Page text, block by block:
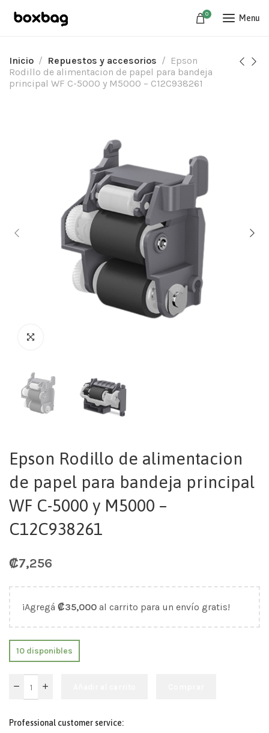
0 Menu
Inicio Repuestos y accesorios
Epson
Rodillo de alimentacion de papel para bandeja
principal WF C-5000 y M5000 – C12C938261
Epson Rodillo de alimentacion
de papel para bandeja principal
WF C-5000 y M5000 –
C12C938261
₡7,256
¡Agregá ₡35,000 al carrito para un envío gratis!
10 disponibles
Professional customer service: